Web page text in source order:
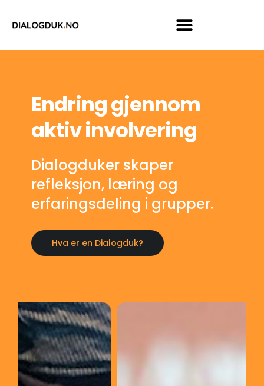
Endring gjennom
aktiv involvering
Dialogduker skaper
refleksjon, læring og
erfaringsdeling i grupper.
Hva er en Dialogduk?